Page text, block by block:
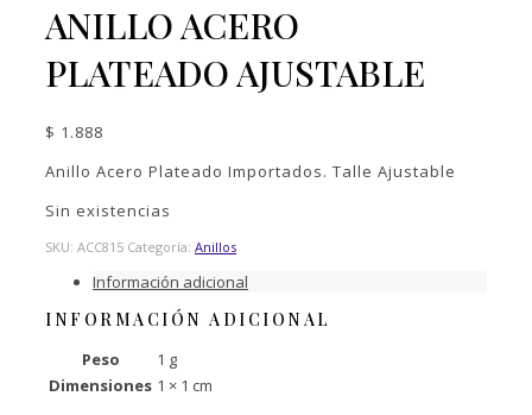
ANILLO ACERO
PLATEADO AJUSTABLE
$ 1.888
Anillo Acero Plateado Importados. Talle Ajustable
Sin existencias
SKU: ACC815 Categoría: Anillos
Información adicional
INFORMACIÓN ADICIONAL
Peso
1 g
Dimensiones 1 × 1 cm